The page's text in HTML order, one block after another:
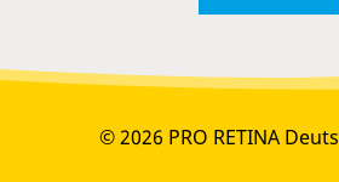
© 2026 PRO RETINA